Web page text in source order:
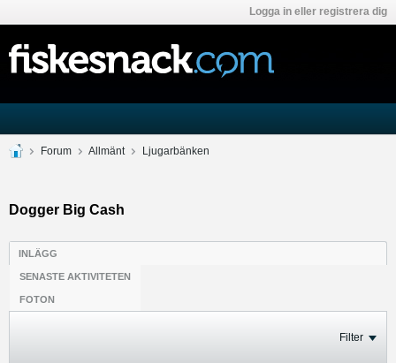
Logga in eller registrera dig
Forum Allmänt Ljugarbänken
Dogger Big Cash
INLÄGG
SENASTE AKTIVITETEN
FOTON
Filter